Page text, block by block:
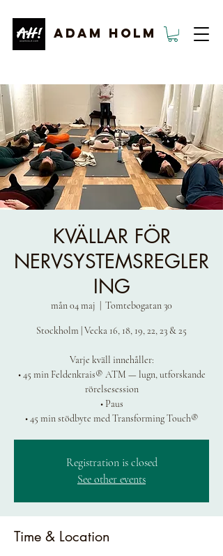
ADAM HOLM
KVÄLLAR FÖR
NERVSYSTEMSREGLER
ING
mån 04 maj Tomtebogatan 30
Stockholm | Vecka 16, 18, 19, 22, 23 & 25
Varje kväll innehåller:
• 45 min Feldenkrais® ATM — lugn, utforskande
rörelsesession
• Paus
Registration is closed
See other events
Time & Location